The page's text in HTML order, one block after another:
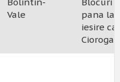
Vale
pana la
iesire